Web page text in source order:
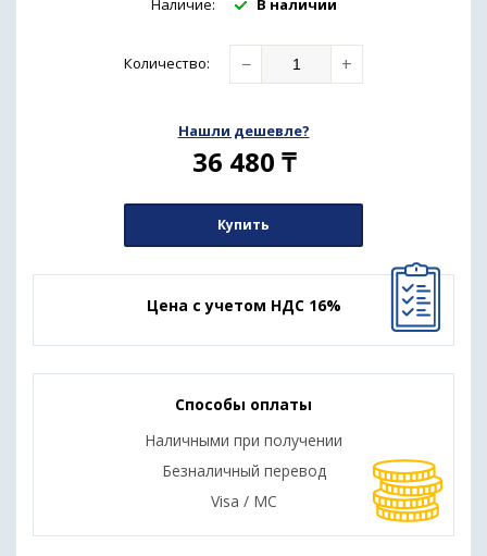
Наличие: В наличии
Количество: − +
Нашли дешевле?
36 480 ₸
Купить
Цена с учетом НДС 16%
Способы оплаты
Наличными при получении
Безналичный перевод
Visa / MC